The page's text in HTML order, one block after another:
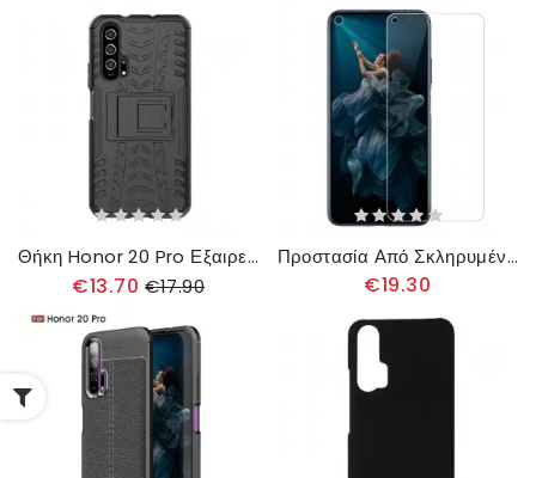
Θήκη Honor 20 Pro Εξαιρετικά Ανθεκτικό
€13.70 €17.90
Προστασία Από Σκληρυμένο Γυαλί Για Το Honor 20 Pro
€19.30